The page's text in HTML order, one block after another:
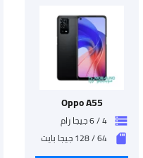
Oppo A55
storage 4 / 6 جيجا رام
sd_storage 64 / 128 جيجا بايت